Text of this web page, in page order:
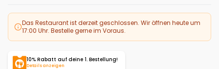
Das Restaurant ist derzeit geschlossen. Wir öffnen heute um
17:00 Uhr. Bestelle gerne im Voraus.
10% Rabatt auf deine 1. Bestellung!
Details anzeigen